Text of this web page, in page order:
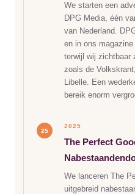
We starten een
DPG Media, één
van Nederland.
en in ons
terwijl wij zichtbaar
zoals de
Libelle. Een
bereik enorm
25
2025
The Perfect
We lanceren The
uitgebreid